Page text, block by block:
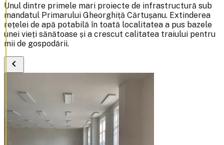
Unul dintre primele mari proiecte de infrastructură sub
mandatul Primarului Gheorghiță Cărtușanu. Extinderea
rețelei de apă potabilă în toată localitatea a pus bazele
unei vieți sănătoase și a crescut calitatea traiului pentru
mii de gospodării.
chevron_left